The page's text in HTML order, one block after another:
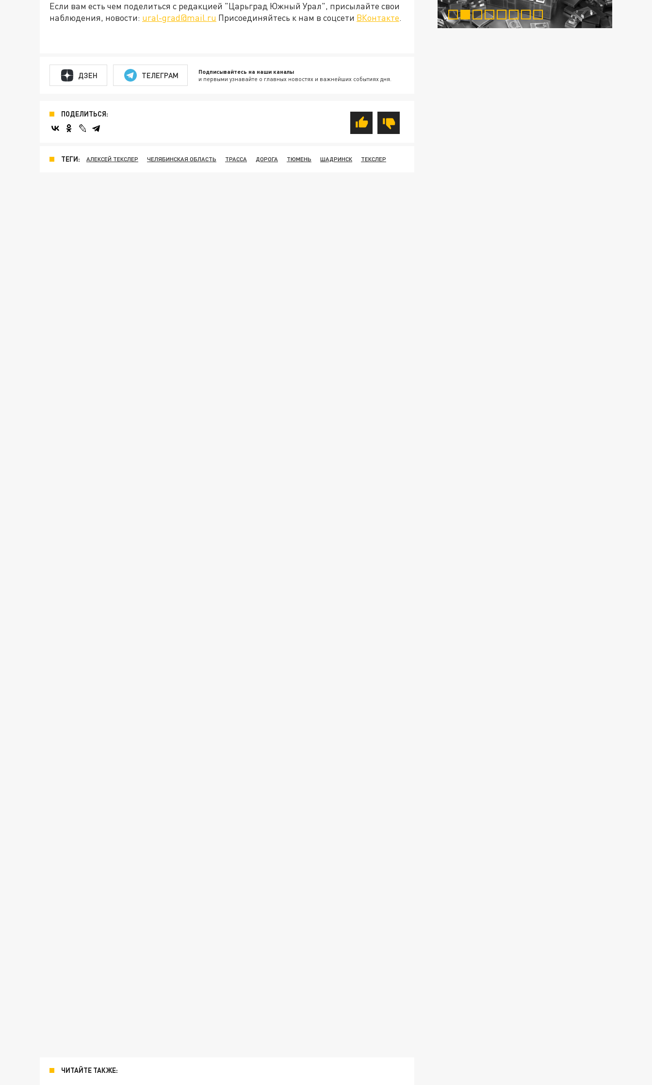
Если вам есть чем поделиться с редакцией "Царьград Южный Урал", присылайте свои
наблюдения, новости: ural-grad@mail.ru Присоединяйтесь к нам в соцсети ВКонтакте.
ДЗЕН ТЕЛЕГРАМ Подписывайтесь на наши каналы
и первыми узнавайте о главных новостях и важнейших событиях дня.
ПОДЕЛИТЬСЯ:
ТЕГИ: АЛЕКСЕЙ ТЕКСЛЕР ЧЕЛЯБИНСКАЯ ОБЛАСТЬ ТРАССА ДОРОГА ТЮМЕНЬ ШАДРИНСК ТЕКСЛЕР
ЧИТАЙТЕ ТАКЖЕ: